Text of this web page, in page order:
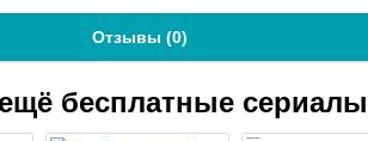
Отзывы (0)
бесплатные